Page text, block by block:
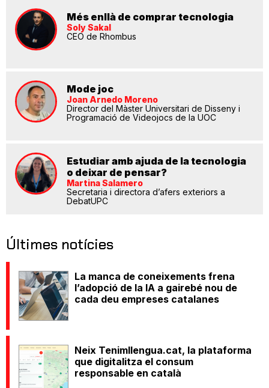
Més enllà de comprar tecnologia
Soly Sakal
CEO de Rhombus
Mode joc
Joan Arnedo Moreno
Director del Màster Universitari de Disseny i
Programació de Videojocs de la UOC
Estudiar amb ajuda de la tecnologia
o deixar de pensar?
Martina Salamero
Secretaria i directora d’afers exteriors a
DebatUPC
Últimes notícies
La manca de coneixements frena
l’adopció de la IA a gairebé nou de
cada deu empreses catalanes
Neix Tenimllengua.cat, la plataforma
que digitalitza el consum
responsable en català